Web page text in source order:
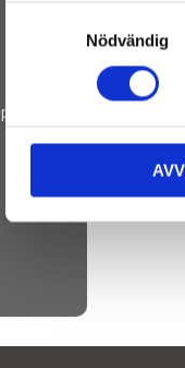
y
s
Nödvändig